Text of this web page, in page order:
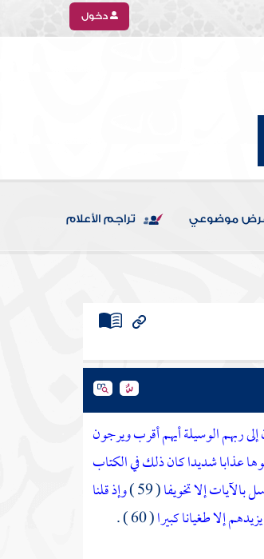
دخول
موضوعي تراجم الأعلام
ربهم الوسيلة أيهم أقرب ويرجون
عذابا شديدا كان ذلك في الكتاب
بالآيات إلا تخويفا( 59 )
وإذ قلنا
إلا طغيانا كبيرا( 60 ) .